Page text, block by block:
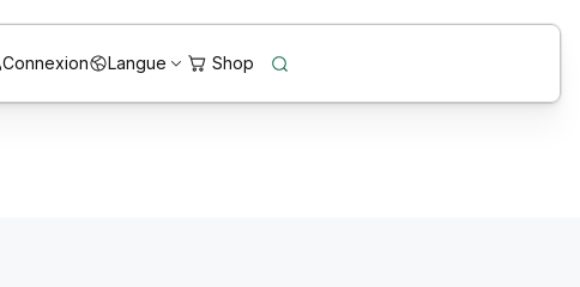
Connexion Langue